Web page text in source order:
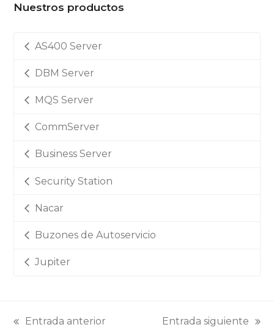
Nuestros productos
AS400 Server
DBM Server
MQS Server
CommServer
Business Server
Security Station
Nacar
Buzones de Autoservicio
Jupiter
Entrada anterior Entrada siguiente